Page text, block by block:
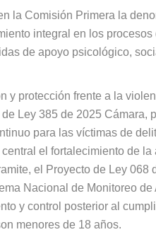
la Comisión Primera la
integral en los
de apoyo psicológico,
y protección frente a la
Ley 385 de 2025
para las víctimas de
el fortalecimiento de
el Proyecto de Ley
Nacional de Monitoreo
y control posterior al
menores de 18 años.